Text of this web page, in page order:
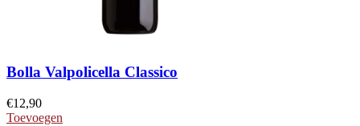
Bolla Valpolicella Classico
€12,90
Toevoegen